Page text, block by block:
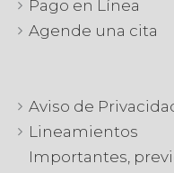
Pago en Línea
Agende una cita
Aviso de
Lineamientos
Importantes,